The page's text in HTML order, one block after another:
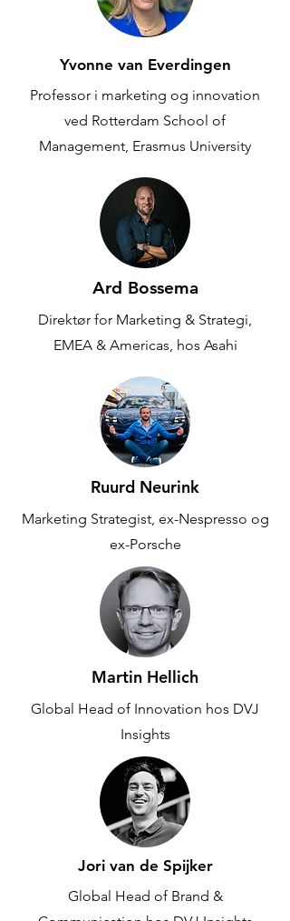
Yvonne van Everdingen
Professor i marketing og innovation
ved Rotterdam School of
Management, Erasmus University
Ard Bossema
Direktør for Marketing & Strategi,
EMEA & Americas, hos Asahi
Ruurd Neurink
Marketing Strategist, ex-Nespresso og
ex-Porsche
Martin Hellich
Global Head of Innovation hos DVJ
Insights
Jori van de Spijker
Global Head of Brand &